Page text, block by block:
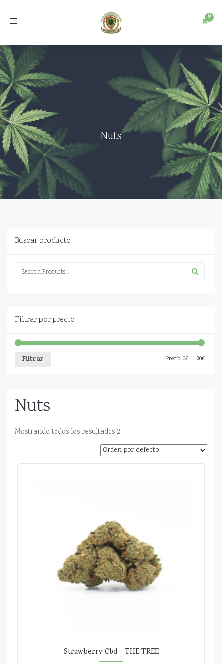
Toggle
Nuts
Buscar producto
Search
Filtrar por precio
Filtrar Precio:0€— 20€
Nuts
Mostrando todos los resultados 2
Strawberry Cbd - THE TREE